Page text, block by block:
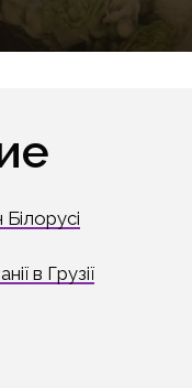
в Грузії